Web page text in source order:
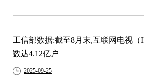
工信部数据:截至8月末,互联网电视
数达4.12亿户
2025-09-25